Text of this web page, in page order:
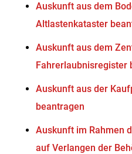
Auskunft aus dem
Altlastenkataster
Auskunft aus dem
Fahrerlaubnisregister
Auskunft aus der
beantragen
Auskunft im Rahmen
auf Verlangen der